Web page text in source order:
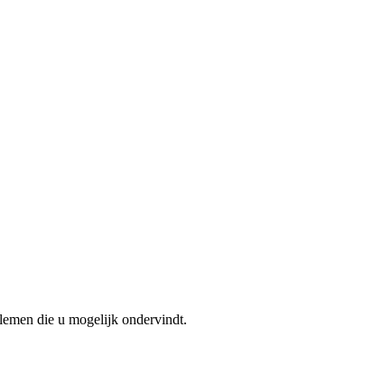
die u mogelijk ondervindt.